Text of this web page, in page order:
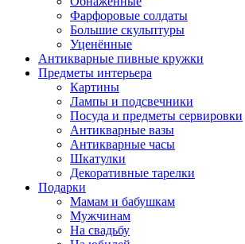
Фарфоровые солдаты
Большие скульптуры
Уценённые
Антикварные пивные кружки
Предметы интерьера
Картины
Лампы и подсвечники
Посуда и предметы сервировки
Антикварные вазы
Антикварные часы
Шкатулки
Декоративные тарелки
Подарки
Мамам и бабушкам
Мужчинам
На свадьбу